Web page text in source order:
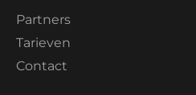
Partners
Tarieven
Contact